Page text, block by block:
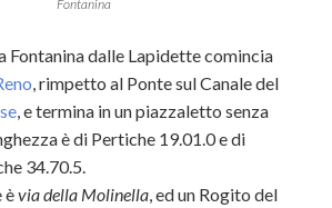
Fontanina
Fontanina dalle Lapidette comincia
, rimpetto al Ponte sul Canale del
, e termina in un piazzaletto senza
è di Pertiche 19.01.0 e di
34.70.5.
èvia della Molinella, ed un Rogito del